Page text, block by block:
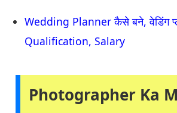
Wedding Planner कैसे बने, वेडिंग
Qualification, Salary
Photographer Ka